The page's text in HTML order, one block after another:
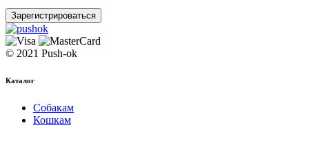
Зарегистрироваться
© 2021 Push-ok
Каталог
Собакам
Кошкам